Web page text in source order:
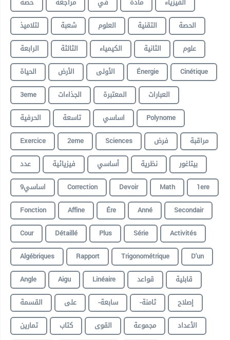
لتلاميذ
شعبة العلوم التقنية
الحصة
الرابعة
الثالثة الكيمياء الثانية
علوم
الحياة
الأرض الأولى Énergie
Cinétique
3eme
الجذاءات المعتبرة
العبارات
الحرفية
تاسعة اساسي
Polynome
Exercice
2eme Sciences فرض
مراقبة
عدد
فيزيائية أساسي نظرية
بيتاغور
9اساسي
Correction Devoir Math
1ere
Fonction
Affine Ére Anné
Secondair
Cour
Détaillé Plus Série
Activités
Algébriques
Rapport Trigonométrique
D'un
Angle
Aigu Linéaire قواعد
قابلية
القسمة
على -سابعة -ثامنة
إصلاح
تمارين
كتاب القوى مجموعة
الأعداد